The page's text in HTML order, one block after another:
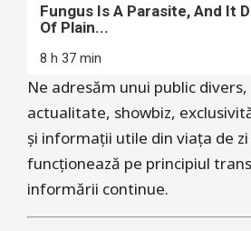
Fungus Is A Parasite, And It
Of Plain...
8 h 37 min
Ne adresăm unui public
actualitate, showbiz,
și informații utile din viața de
funcționează pe principiul
informării continue.